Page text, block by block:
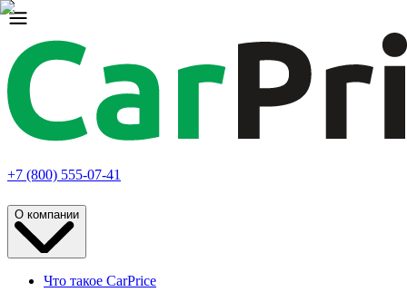
+7 (800) 555-07-41
О компании
Что такое CarPrice